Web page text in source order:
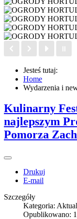
Jesteś tutaj:
Home
Wydarzenia i
Kulinarny
najlepszym
Pomorza
Drukuj
E-mail
Szczegóły
Kategoria:
Opublikowano: